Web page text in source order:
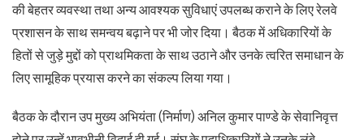
की बेहतर व्यवस्था तथा अन्य आवश्यक सुविधाएं उपलब्ध कराने के लिए रेलवे
प्रशासन के साथ समन्वय बढ़ाने पर भी जोर दिया। बैठक में अधिकारियों के
हितों से जुड़े मुद्दों को प्राथमिकता के साथ उठाने और उनके त्वरित समाधान के
लिए सामूहिक प्रयास करने का संकल्प लिया गया।
बैठक के दौरान उप मुख्य अभियंता (निर्माण) अनिल कुमार पाण्डे के सेवानिवृत्त